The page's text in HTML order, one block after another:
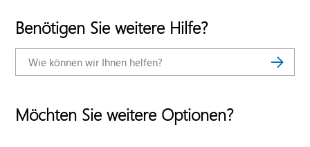
Benötigen Sie weitere Hilfe?
Möchten Sie weitere Optionen?